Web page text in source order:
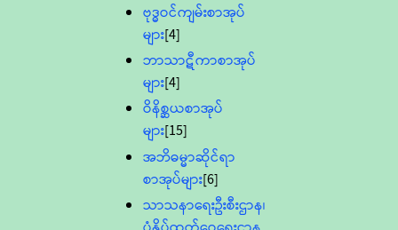
ဗုဒ္ဓဝင်ကျမ်းစာအုပ်
များ[4]
ဘာသာဋီကာစာအုပ်
များ[4]
ဝိနိစ္ဆယစာအုပ်
များ[15]
အဘိဓမ္မာဆိုင်ရာ
စာအုပ်များ[6]
သာသနာရေးဦးစီးဌာန၊